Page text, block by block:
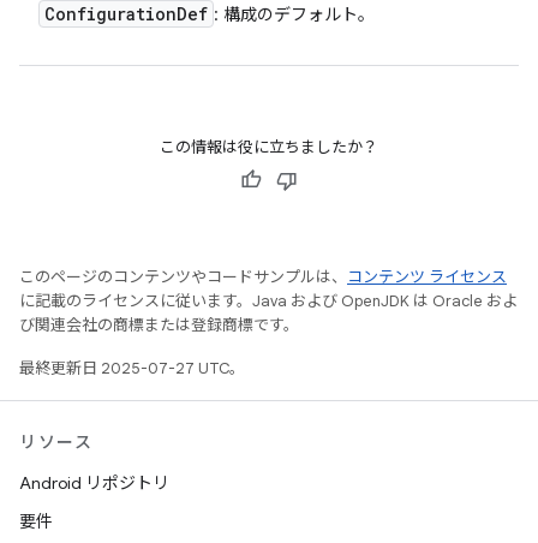
ConfigurationDef : 構成のデフォルト。
この情報は役に立ちましたか？
このページのコンテンツやコードサンプルは、
コンテンツ ライセンス
に記載のライセンスに従います。Java および OpenJDK は Oracle およ
び関連会社の商標または登録商標です。
最終更新日 2025-07-27 UTC。
リソース
Android リポジトリ
要件